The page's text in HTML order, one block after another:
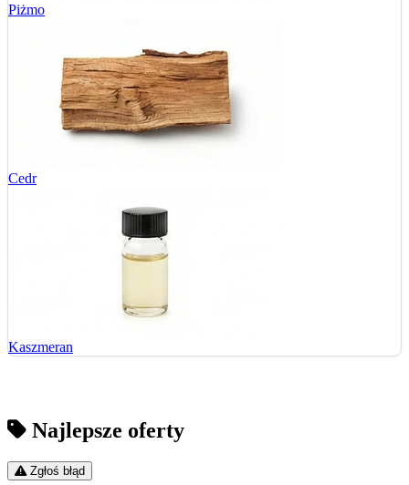
Piżmo
Cedr
Kaszmeran
Najlepsze oferty
Zgłoś błąd